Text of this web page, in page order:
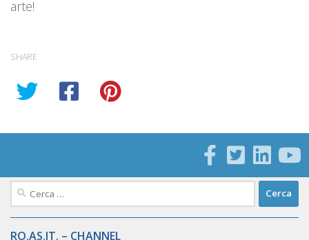
arte!
SHARE
Ricerca
RO.AS.IT. – CHANNEL